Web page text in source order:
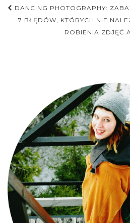
Nawigacja
postu
DANCING PHOTOGRAPHY:
7 BŁĘDÓW, KTÓRYCH NIE
ROBIENIA ZDJĘĆ